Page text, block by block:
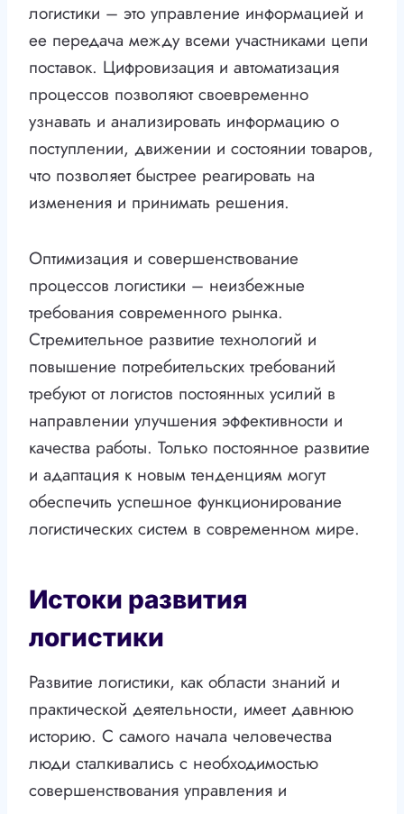
логистики – это управление информацией и
ее передача между всеми участниками цепи
поставок. Цифровизация и автоматизация
процессов позволяют своевременно
узнавать и анализировать информацию о
поступлении, движении и состоянии товаров,
что позволяет быстрее реагировать на
изменения и принимать решения.
Оптимизация и совершенствование
процессов логистики – неизбежные
требования современного рынка.
Стремительное развитие технологий и
повышение потребительских требований
требуют от логистов постоянных усилий в
направлении улучшения эффективности и
качества работы. Только постоянное развитие
и адаптация к новым тенденциям могут
обеспечить успешное функционирование
логистических систем в современном мире.
Истоки развития
логистики
Развитие логистики, как области знаний и
практической деятельности, имеет давнюю
историю. С самого начала человечества
люди сталкивались с необходимостью
совершенствования управления и